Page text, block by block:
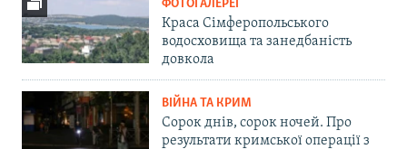
ФОТОГАЛЕРЕЇ
Краса Сімферопольського
водосховища та занедбаність
довкола
ВІЙНА ТА КРИМ
Сорок днів, сорок ночей. Про
результати кримської операції з